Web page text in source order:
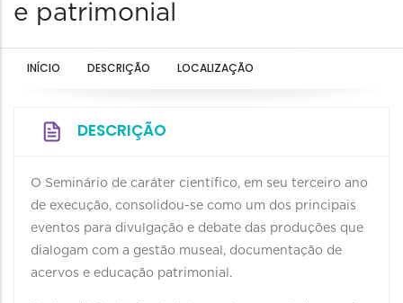
e patrimonial
INÍCIO DESCRIÇÃO LOCALIZAÇÃO
DESCRIÇÃO
O Seminário de caráter científico, em seu terceiro ano
de execução, consolidou-se como um dos principais
eventos para divulgação e debate das produções que
dialogam com a gestão museal, documentação de
acervos e educação patrimonial.